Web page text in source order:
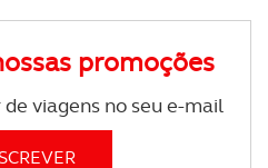
promoções
viagens no seu e-mail